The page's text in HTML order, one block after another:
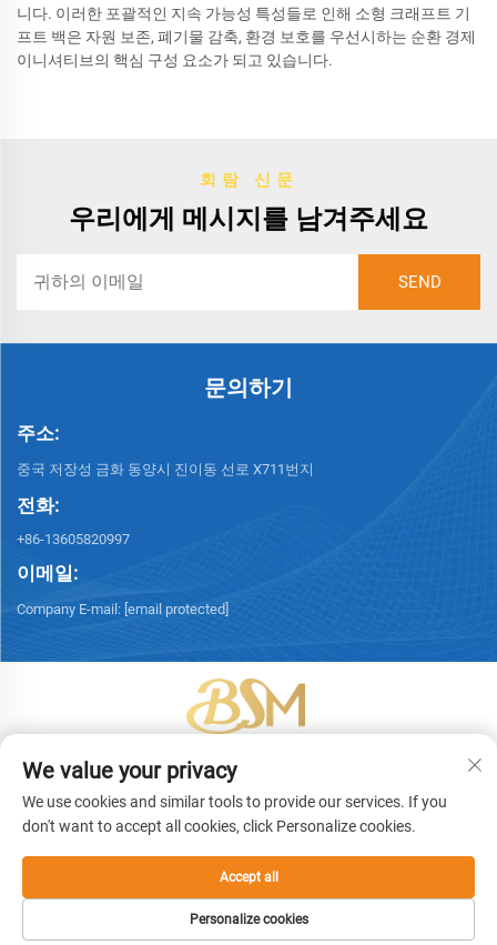
니다. 이러한 포괄적인 지속 가능성 특성들로 인해 소형 크래프트 기
프트 백은 자원 보존, 폐기물 감축, 환경 보호를 우선시하는 순환 경제
이니셔티브의 핵심 구성 요소가 되고 있습니다.
회람 신문
우리에게 메시지를 남겨주세요
문의하기
주소:
중국 저장성 금화 동양시 진이동 선로 X711번지
전화:
+86-13605820997
이메일:
Company E-mail: [email protected]
Copyright © 2026 이우빙성포장기술유한회사. 모든 권리 보유. -
개인정보
보호정책
We value your privacy
We use cookies and similar tools to provide our services. If you
don't want to accept all cookies, click Personalize cookies.
Personalize cookies
Accept all